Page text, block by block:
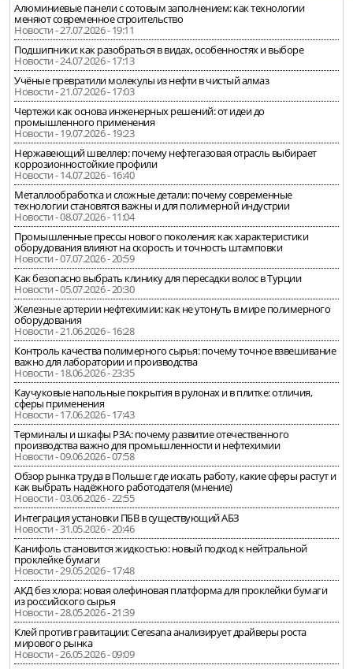
Алюминиевые панели с сотовым заполнением: как технологии
меняют современное строительство
Новости - 27.07.2026 - 19:11
Подшипники: как разобраться в видах, особенностях и выборе
Новости - 24.07.2026 - 17:13
Учёные превратили молекулы из нефти в чистый алмаз
Новости - 21.07.2026 - 17:03
Чертежи как основа инженерных решений: от идеи до
промышленного применения
Новости - 19.07.2026 - 19:23
Нержавеющий швеллер: почему нефтегазовая отрасль выбирает
коррозионностойкие профили
Новости - 14.07.2026 - 16:40
Металлообработка и сложные детали: почему современные
технологии становятся важны и для полимерной индустрии
Новости - 08.07.2026 - 11:04
Промышленные прессы нового поколения: как характеристики
оборудования влияют на скорость и точность штамповки
Новости - 07.07.2026 - 20:59
Как безопасно выбрать клинику для пересадки волос в Турции
Новости - 05.07.2026 - 20:30
Железные артерии нефтехимии: как не утонуть в мире полимерного
оборудования
Новости - 21.06.2026 - 16:28
Контроль качества полимерного сырья: почему точное взвешивание
важно для лаборатории и производства
Новости - 18.06.2026 - 23:35
Каучуковые напольные покрытия в рулонах и в плитке: отличия,
сферы применения
Новости - 17.06.2026 - 17:43
Терминалы и шкафы РЗА: почему развитие отечественного
производства важно для промышленности и нефтехимии
Новости - 09.06.2026 - 07:58
Обзор рынка труда в Польше: где искать работу, какие сферы растут и
как выбрать надёжного работодателя (мнение)
Новости - 03.06.2026 - 22:55
Интеграция установки ПБВ в существующий АБЗ
Новости - 31.05.2026 - 20:46
Канифоль становится жидкостью: новый подход к нейтральной
проклейке бумаги
Новости - 29.05.2026 - 17:48
АКД без хлора: новая олефиновая платформа для проклейки бумаги
из российского сырья
Новости - 28.05.2026 - 21:39
Клей против гравитации: Ceresana анализирует драйверы роста
мирового рынка
Новости - 26.05.2026 - 09:09